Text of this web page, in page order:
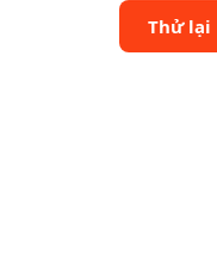
Thử lại